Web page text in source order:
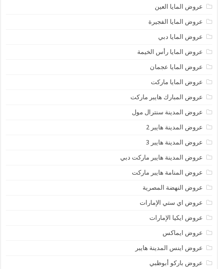
عروض المايا العين
عروض المايا الفجيرة
عروض المايا دبي
عروض المايا رأس الخيمة
عروض المايا عجمان
عروض المايا ماركت
عروض المبارك هايبر ماركت
عروض المدينة سنترال مول
عروض المدينة هايبر 2
عروض المدينة هايبر 3
عروض المدينة هايبر ماركت دبي
عروض المنامة هايبر ماركت
عروض النهضة المصرية
عروض اي ستي الإمارات
عروض ايكيا الإمارات
عروض ايماكس
عروض اينس المدينة هايبر
عروض باركو أبوظبي